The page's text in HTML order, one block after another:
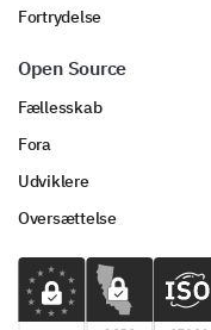
Fortrydelse
Open Source
Fællesskab
Fora
Udviklere
Oversættelse